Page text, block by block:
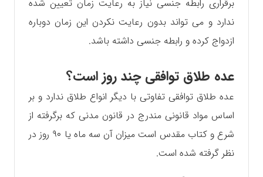
برقراری رابطه جنسی نیاز به رعایت زمان تعیین شده
ندارد و می تواند بدون رعایت نکردن این زمان دوباره
ازدواج کرده و رابطه جنسی داشته باشد.
عده طلاق توافقی چند روز است؟
عده طلاق توافقی تفاوتی با دیگر انواع طلاق ندارد و بر
اساس مواد قانونی مندرج در قانون مدنی که برگرفته از
شرع و کتاب مقدس است میزان آن سه ماه یا ۹۰ روز در
نظر گرفته شده است.